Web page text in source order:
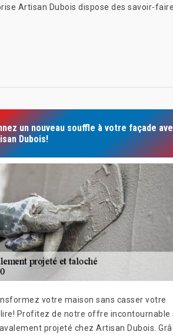
Artisan Dubois dispose des savoir-
un nouveau souffle à votre façade
Dubois!
votre maison sans casser votre
Profitez de notre offre incontournable
projeté chez Artisan Dubois.